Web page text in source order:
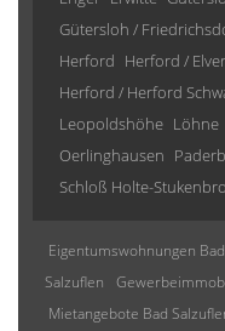
Gütersloh /
Herford Herford /
Herford / Herford
Leopoldshöhe Löhne
Oerlinghausen
Schloß Holte-
Eigentumswohnungen
Salzuflen
Mietangebote Bad